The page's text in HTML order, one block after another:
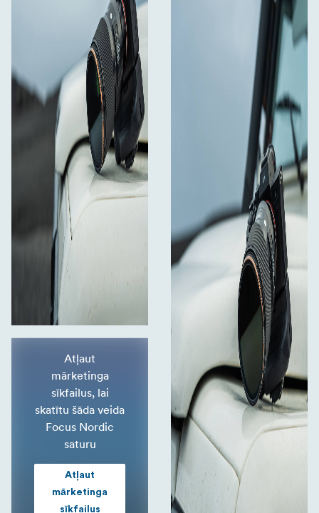
Atļaut
mārketinga
sīkfailus, lai
skatītu šāda veida
Focus Nordic
saturu
Atļaut
mārketinga
sīkfailus